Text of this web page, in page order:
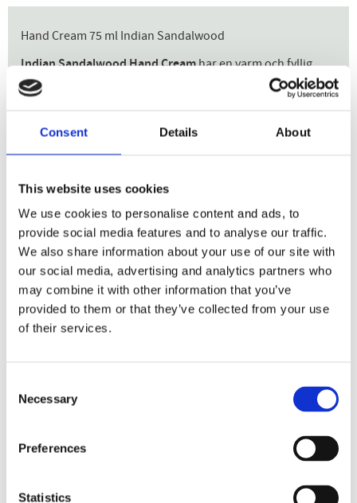
Consent Details About
This website uses cookies
We use cookies to personalise content and ads, to
provide social media features and to analyse our traffic.
We also share information about your use of our site with
our social media, advertising and analytics partners who
may combine it with other information that you’ve
provided to them or that they’ve collected from your use
of their services.
Selection
Necessary
Preferences
Statistics
Hand Cream 75 ml Indian Sandalwood
Indian Sandalwood Hand Creamhar en varm och fyllig
myskdoft som lockar fram den sensuella doften av indiskt
sandelträ. Upplyft med en ton av Ceder för att skapa en
balanserad doft som gör att huden känns vårdad och lyxigt
kvalitet och berikad med sheasmör och aloe vera för att ge
näring, skydda och vitalisera huden. Använd regelbundet
för att hålla händerna återfuktade, mjuka och fräscht
doftande.
75 ml handkräm berikad med sheasmör och aloe
vera
Tillverkad i England